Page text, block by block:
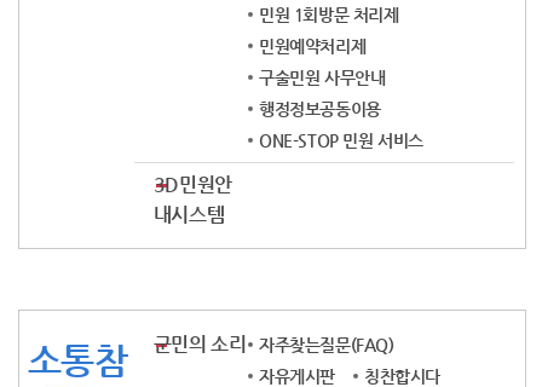
민원 1회방문 처리제
민원예약처리제
구술민원 사무안내
행정정보공동이용
ONE-STOP 민원 서비스
3D민원안
내시스템
소통참 군민의 소리
자주찾는질문(FAQ)
자유게시판
칭찬합시다